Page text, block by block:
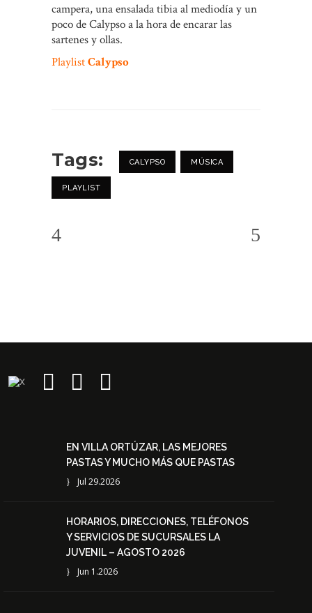
campera, una ensalada tibia al mediodía y un
poco de Calypso a la hora de encarar las
sartenes y ollas.
PlaylistCalypso
Tags: CALYPSO MÚSICA
PLAYLIST
EN VILLA ORTÚZAR, LAS MEJORES
PASTAS Y MUCHO MÁS QUE PASTAS
Jul 29.2026
HORARIOS, DIRECCIONES, TELÉFONOS
Y SERVICIOS DE SUCURSALES LA
JUVENIL – AGOSTO 2026
Jun 1.2026